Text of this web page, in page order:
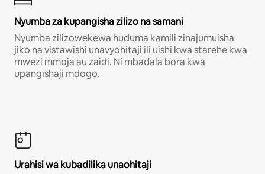
Nyumba za kupangisha zilizo na samani
Nyumba zilizowekewa huduma kamili zinajumuisha
jiko na vistawishi unavyohitaji ili uishi kwa starehe kwa
mwezi mmoja au zaidi. Ni mbadala bora kwa
upangishaji mdogo.
Urahisi wa kubadilika unaohitaji